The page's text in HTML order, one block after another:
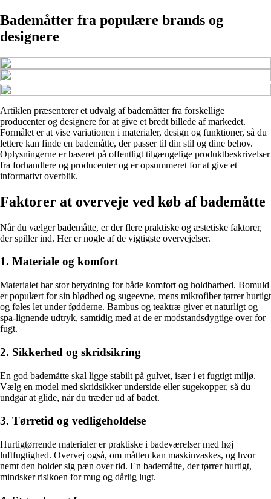
Bademåtter fra populære brands og
designere
Artiklen præsenterer et udvalg af bademåtter fra forskellige
producenter og designere for at give et bredt billede af markedet.
Formålet er at vise variationen i materialer, design og funktioner, så du
lettere kan finde en bademåtte, der passer til din stil og dine behov.
Oplysningerne er baseret på offentligt tilgængelige produktbeskrivelser
fra forhandlere og producenter og er opsummeret for at give et
informativt overblik.
Faktorer at overveje ved køb af bademåtte
Når du vælger bademåtte, er der flere praktiske og æstetiske faktorer,
der spiller ind. Her er nogle af de vigtigste overvejelser.
1. Materiale og komfort
Materialet har stor betydning for både komfort og holdbarhed. Bomuld
er populært for sin blødhed og sugeevne, mens mikrofiber tørrer hurtigt
og føles let under fødderne. Bambus og teaktræ giver et naturligt og
spa-lignende udtryk, samtidig med at de er modstandsdygtige over for
fugt.
2. Sikkerhed og skridsikring
En god bademåtte skal ligge stabilt på gulvet, især i et fugtigt miljø.
Vælg en model med skridsikker underside eller sugekopper, så du
undgår at glide, når du træder ud af badet.
3. Tørretid og vedligeholdelse
Hurtigtørrende materialer er praktiske i badeværelser med høj
luftfugtighed. Overvej også, om måtten kan maskinvaskes, og hvor
nemt den holder sig pæn over tid. En bademåtte, der tørrer hurtigt,
mindsker risikoen for mug og dårlig lugt.